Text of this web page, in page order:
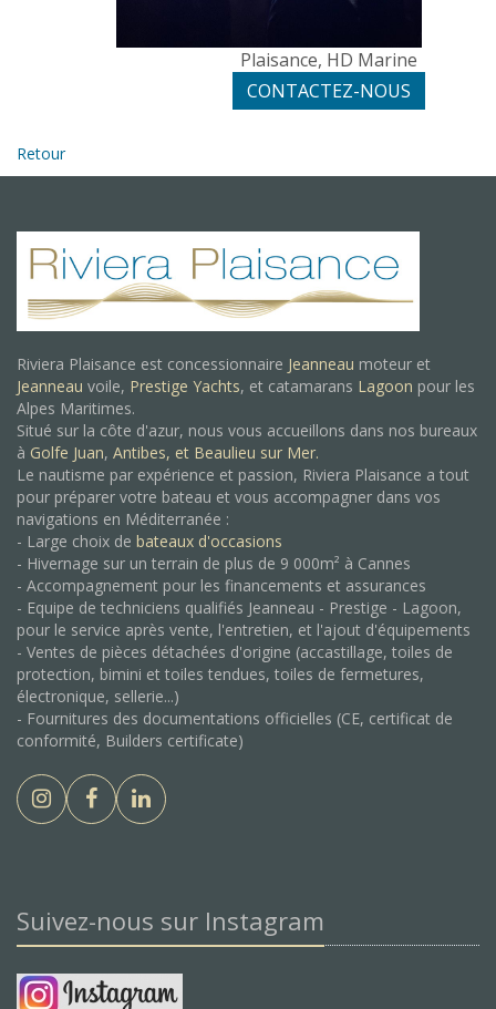
Plaisance, HD Marine
CONTACTEZ-NOUS
Retour
Riviera Plaisance est concessionnaire Jeanneau moteur et
Jeanneau voile, Prestige Yachts, et catamarans Lagoon pour les
Alpes Maritimes.
Situé sur la côte d'azur, nous vous accueillons dans nos bureaux
à Golfe Juan, Antibes, et Beaulieu sur Mer.
Le nautisme par expérience et passion, Riviera Plaisance a tout
pour préparer votre bateau et vous accompagner dans vos
navigations en Méditerranée :
- Large choix de bateaux d'occasions
- Hivernage sur un terrain de plus de 9 000m² à Cannes
- Accompagnement pour les financements et assurances
- Equipe de techniciens qualifiés Jeanneau - Prestige - Lagoon,
pour le service après vente, l'entretien, et l'ajout d'équipements
- Ventes de pièces détachées d'origine (accastillage, toiles de
protection, bimini et toiles tendues, toiles de fermetures,
électronique, sellerie...)
- Fournitures des documentations officielles (CE, certificat de
conformité, Builders certificate)
Suivez-nous sur Instagram